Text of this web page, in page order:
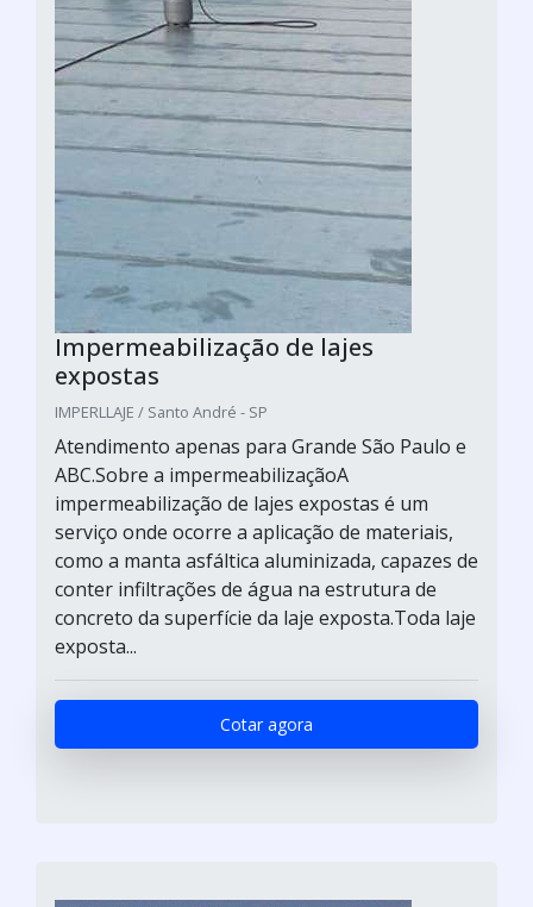
Impermeabilização de lajes
expostas
IMPERLLAJE / Santo André - SP
Atendimento apenas para Grande São Paulo e
ABC.Sobre a impermeabilizaçãoA
impermeabilização de lajes expostas é um
serviço onde ocorre a aplicação de materiais,
como a manta asfáltica aluminizada, capazes de
conter infiltrações de água na estrutura de
concreto da superfície da laje exposta.Toda laje
exposta...
Cotar agora